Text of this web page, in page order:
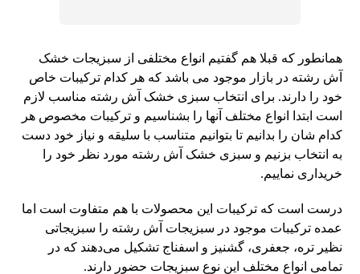
همانطور که قبلا هم گفتیم انواع مختلفی از سبزیجات خشک
آش رشته در بازار موجود می باشد که هر کدام ترکیبات خاص
خود را دارند. برای انتخاب سبزی خشک آش رشته مناسب لازم
است ابتدا انواع مختلف آنها را بشناسیم و ترکیبات مخصوص هر
کدام شان را بدانیم تا بتوانیم متناسب با سلیقه و نیاز خود دست
به انتخاب بزنیم و سبزی خشک آش رشته مورد نظر خود را
خریداری نماییم.
درست است که ترکیبات این محصولات با هم متفاوت است اما
عمده ترکیبات موجود در سبزیجات آش رشته را سبزیجاتی
نظیر تره، جعفری، گشنیز و اسفناج تشکیل می‌دهند که در
تمامی انواع مختلف این نوع سبزیجات حضور دارند.